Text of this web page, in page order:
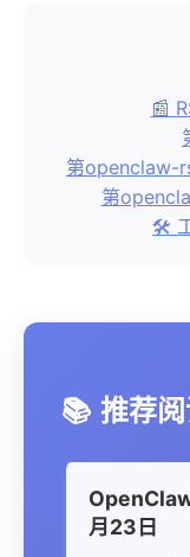
📰
第openclaw-
第
🛠️
📚 推荐
月23日